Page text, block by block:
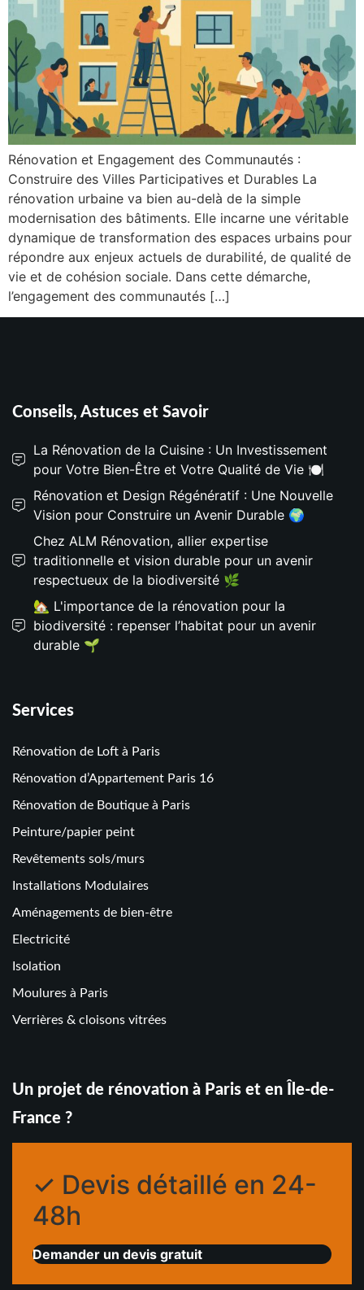
Rénovation et Engagement des Communautés :
Construire des Villes Participatives et Durables La
rénovation urbaine va bien au-delà de la simple
modernisation des bâtiments. Elle incarne une véritable
dynamique de transformation des espaces urbains pour
répondre aux enjeux actuels de durabilité, de qualité de
vie et de cohésion sociale. Dans cette démarche,
l’engagement des communautés […]
Conseils, Astuces et Savoir
La Rénovation de la Cuisine : Un Investissement
pour Votre Bien-Être et Votre Qualité de Vie 🍽️
Rénovation et Design Régénératif : Une Nouvelle
Vision pour Construire un Avenir Durable 🌍
Chez ALM Rénovation, allier expertise
traditionnelle et vision durable pour un avenir
respectueux de la biodiversité 🌿
🏡 L'importance de la rénovation pour la
biodiversité : repenser l’habitat pour un avenir
durable 🌱
Services
Rénovation de Loft à Paris
Rénovation d’Appartement Paris 16
Rénovation de Boutique à Paris
Peinture/papier peint
Revêtements sols/murs
Installations Modulaires
Aménagements de bien-être
Electricité
Isolation
Moulures à Paris
Verrières & cloisons vitrées
Un projet de rénovation à Paris et en Île-de-
France ?
✓ Devis détaillé en 24-
48h
Demander un devis gratuit